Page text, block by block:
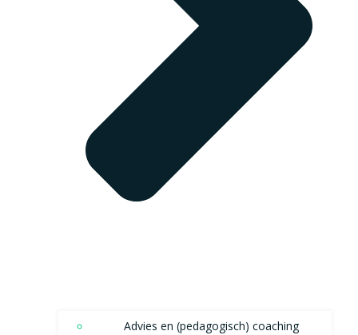
Advies en (pedagogisch) coaching